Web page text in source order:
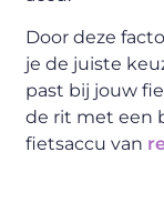
Door deze
je de juiste
past bij jouw
de rit met een
fietsaccu van